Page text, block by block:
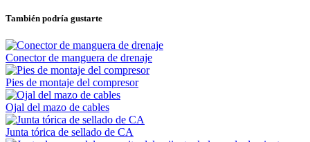
También podría gustarte
Conector de manguera de drenaje
Pies de montaje del compresor
Ojal del mazo de cables
Junta tórica de sellado de CA